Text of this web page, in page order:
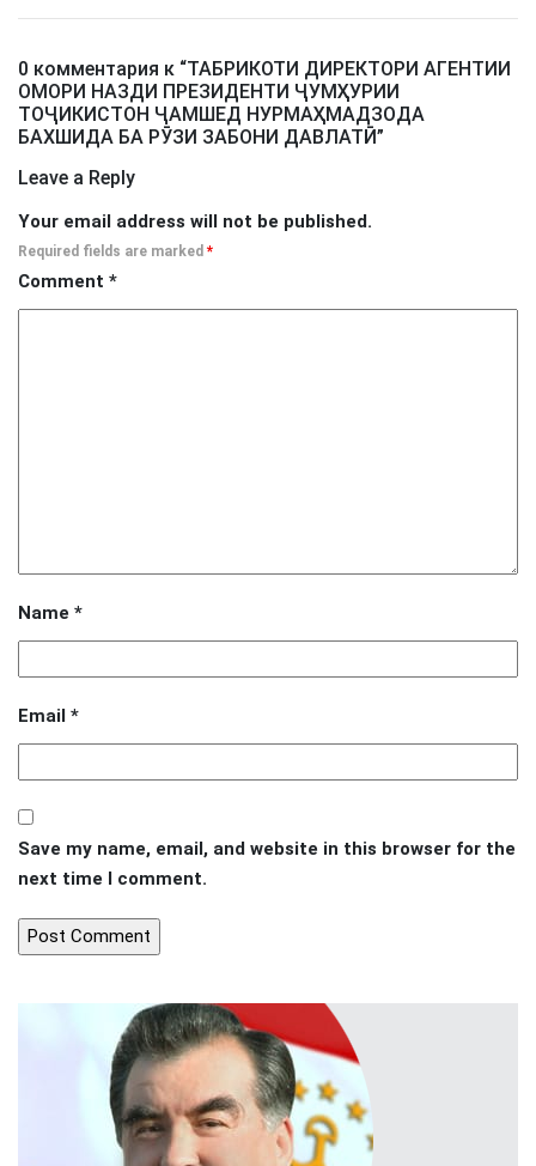
0 комментария к “ТАБРИКОТИ ДИРЕКТОРИ АГЕНТИИ
ОМОРИ НАЗДИ ПРЕЗИДЕНТИ ҶУМҲУРИИ
ТОҶИКИСТОН ҶАМШЕД НУРМАҲМАДЗОДА
БАХШИДА БА РӮЗИ ЗАБОНИ ДАВЛАТӢ”
Leave a Reply
Your email address will not be published.
Required fields are marked *
Comment *
Name *
Email *
Save my name, email, and website in this browser for the
next time I comment.